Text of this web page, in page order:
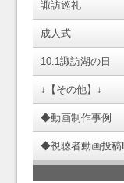
諏訪巡礼
成人式
10.1諏訪湖の日
↓【その他】↓
◆動画制作事例
◆視聴者動画投稿